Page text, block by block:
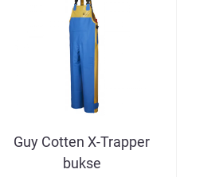
Guy Cotten X-Trapper
bukse